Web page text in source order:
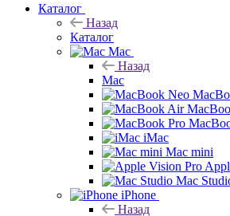
Каталог
Назад
Каталог
Mac
Назад
Mac
iMac
Mac mini
Mac
iPhone
Назад